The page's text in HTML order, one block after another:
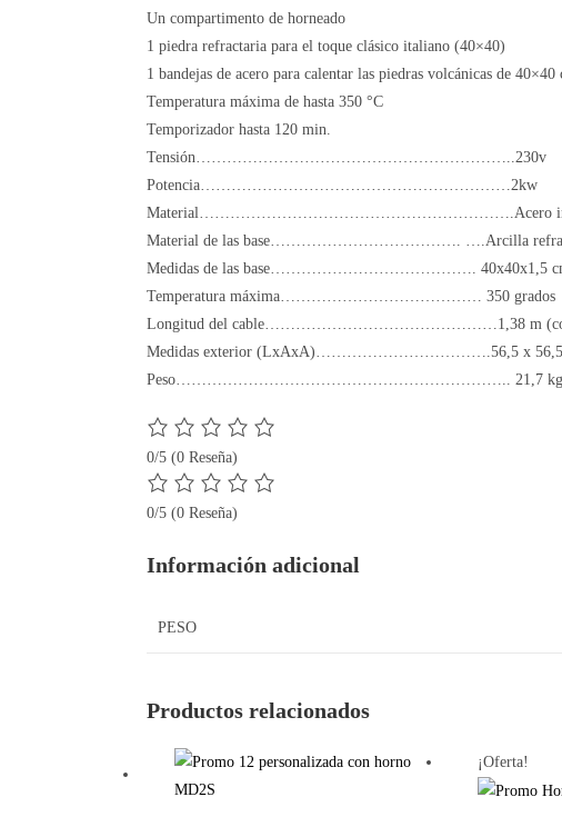
Un compartimento de horneado
1 piedra refractaria para el toque clásico italiano (40×40)
1 bandejas de acero para calentar las piedras volcánicas de 40×40
Temperatura máxima de hasta 350 °C
Temporizador hasta 120 min.
Tensión……………………………………………………..230v
Potencia……………………………………………………2kw
Material…………………………………………………….Acero
Material de las base………………………………. ….Arcilla
Medidas de las base…………………………………. 40x40x1,5
Temperatura máxima………………………………… 350 grados
Longitud del cable………………………………………1,38 m (con
Medidas exterior (LxAxA)…………………………….56,5 x 56,5
Peso……………………………………………………….. 21,7 kg
0/5 (0 Reseña)
0/5 (0 Reseña)
Información adicional
PESO
Productos relacionados
¡Oferta!